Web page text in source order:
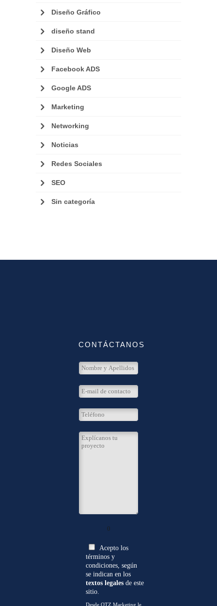
Diseño Gráfico
diseño stand
Diseño Web
Facebook ADS
Google ADS
Marketing
Networking
Noticias
Redes Sociales
SEO
Sin categoría
CONTÁCTANOS
0
Acepto los
términos y
condiciones, según
se indican en los
textos legales de este
sitio.
Desde QTZ Marketing le